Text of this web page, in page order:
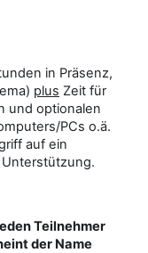
in Präsenz,
plus Zeit für
und optionalen
PCs o.ä.
auf ein
Teilnehmer
der Name